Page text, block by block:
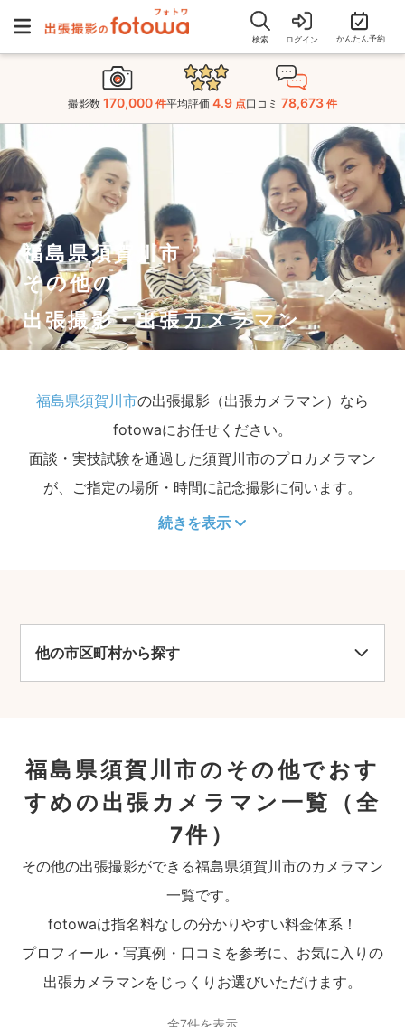
検索 ログイン かんたん予約
撮影数 170,000 件平均評価 4.9 点口コミ 78,673 件
福島県須賀川市
その他の
出張撮影・出張カメラマン
福島県須賀川市の出張撮影（出張カメラマン）なら
fotowaにお任せください。
面談・実技試験を通過した須賀川市のプロカメラマン
が、ご指定の場所・時間に記念撮影に伺います。
続きを表示
他の市区町村から探す
福島県須賀川市のその他でおす
すめの出張カメラマン一覧
（全
7件）
その他の出張撮影ができる福島県須賀川市のカメラマン
一覧です。
fotowaは指名料なしの分かりやすい料金体系！
プロフィール・写真例・口コミを参考に、お気に入りの
出張カメラマンをじっくりお選びいただけます。
全7件を表示